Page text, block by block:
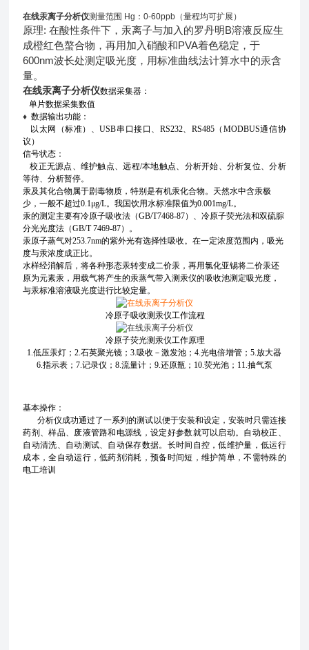
在线汞离子分析仪测量范围 Hg：0-60ppb（量程均可扩展）
原理: 在酸性条件下，汞离子与加入的罗丹明B溶液反应生
成橙红色螯合物，再用加入硝酸和PVA着色稳定，于
600nm波长处测定吸光度，用标准曲线法计算水中的汞含
量。
在线汞离子分析仪数据采集器：
单片数据采集数值
♦数据输出功能：
以太网（标准）、USB串口接口、RS232、RS485（MODBUS通信协
议）
信号状态：
校正无源点、维护触点、远程/本地触点、分析开始、 分析复位、分析
等待、分析暂停。
汞及其化合物属于剧毒物质，特别是有机汞化合物。天然水中含汞极
少，一般不超过0.1μg/L。我国饮用水标准限值为0.001mg/L。
汞的测定主要有冷原子吸收法（GB/T7468-87）、冷原子荧光法和双硫腙
分光光度法 （GB/T 7469-87）。
汞原子蒸气对253.7nm的紫外光有选择性吸收。在一定浓度范围内，吸光
度与汞浓度成正比。
水样经消解后，将各种形态汞转变成二价汞，再用氯化亚锡将二价汞还
原为元素汞，用载气将产生的汞蒸气带入测汞仪的吸收池测定吸光度，
与汞标准溶液吸光度进行比较定量。
冷原子吸收测汞仪工作流程
冷原子荧光测汞仪工作原理
1.低压汞灯；2.石英聚光镜；3.吸收－激发池；4.光电倍增管；5.放大器
6. 指示表； 7. 记录仪； 8. 流量计； 9. 还原瓶； 10. 荧光池； 11. 抽气泵
基本操作：
分析仪成功通过了一系列的测试以便于安装和设定，安装时只需连接
药剂、样品、废液管路和电源线，设定好参数就可以启动。自动校正、
自动清洗、自动测试、自动保存数据。长时间自控，低维护量，低运行
成本，全自动运行，低药剂消耗，预备时间短，维护简单，不需特殊的
电工培训